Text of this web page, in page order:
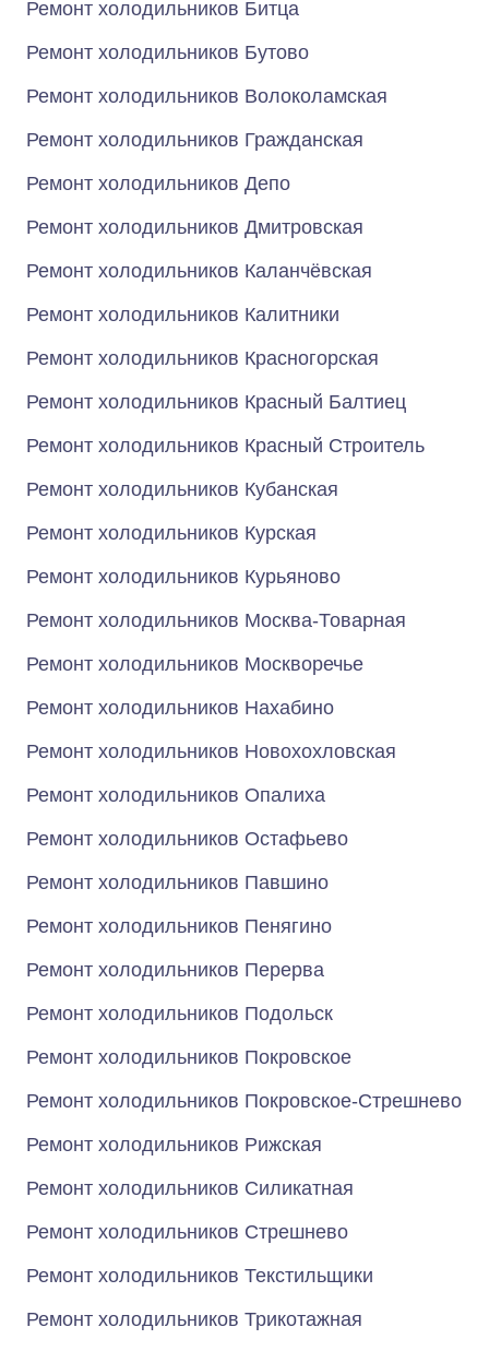
Ремонт холодильников Битца
Ремонт холодильников Бутово
Ремонт холодильников Волоколамская
Ремонт холодильников Гражданская
Ремонт холодильников Депо
Ремонт холодильников Дмитровская
Ремонт холодильников Каланчёвская
Ремонт холодильников Калитники
Ремонт холодильников Красногорская
Ремонт холодильников Красный Балтиец
Ремонт холодильников Красный Строитель
Ремонт холодильников Кубанская
Ремонт холодильников Курская
Ремонт холодильников Курьяново
Ремонт холодильников Москва-Товарная
Ремонт холодильников Москворечье
Ремонт холодильников Нахабино
Ремонт холодильников Новохохловская
Ремонт холодильников Опалиха
Ремонт холодильников Остафьево
Ремонт холодильников Павшино
Ремонт холодильников Пенягино
Ремонт холодильников Перерва
Ремонт холодильников Подольск
Ремонт холодильников Покровское
Ремонт холодильников Покровское-Стрешнево
Ремонт холодильников Рижская
Ремонт холодильников Силикатная
Ремонт холодильников Стрешнево
Ремонт холодильников Текстильщики
Ремонт холодильников Трикотажная